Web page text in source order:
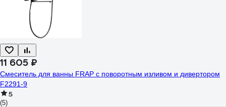
11 605 ₽
Смеситель для ванны FRAP с поворотным изливом и дивертором
F2291-9
5
(5)